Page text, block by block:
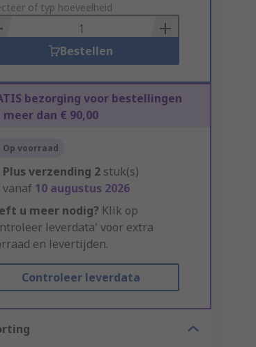
of typ hoeveelheid
Bestellen
bezorging voor bestellingen
meer dan € 90,00
Op voorraad
Plus verzending 2 stuk(s)
vanaf 10 augustus 2026
u meer nodig? Klik op
leverdata' voor extra
en levertijden.
Controleer leverdata